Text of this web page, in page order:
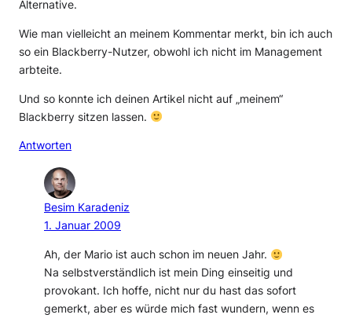
Alternative.
Wie man vielleicht an meinem Kommentar merkt, bin ich auch
so ein Blackberry-Nutzer, obwohl ich nicht im Management
arbteite.
Und so konnte ich deinen Artikel nicht auf „meinem“
Blackberry sitzen lassen.
Antworten
Besim Karadeniz
1. Januar 2009
Ah, der Mario ist auch schon im neuen Jahr.
Na selbstverständlich ist mein Ding einseitig und
provokant. Ich hoffe, nicht nur du hast das sofort
gemerkt, aber es würde mich fast wundern, wenn es